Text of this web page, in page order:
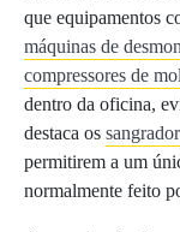
que equipamentos
máquinas de
compressores de
dentro da oficina,
destaca os
permitirem a um
normalmente feito